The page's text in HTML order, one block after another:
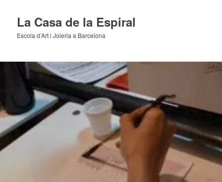
primary
content
La Casa de la Espiral
Escola d’Art i Joieria a Barcelona